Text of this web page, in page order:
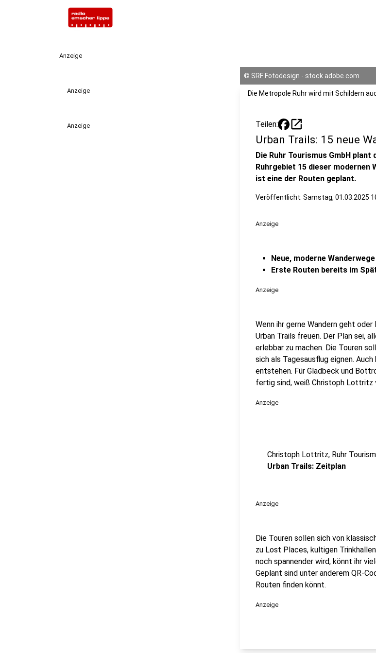
Anzeige
Anzeige
Anzeige
© SRF Fotodesign - stock.adobe.com
Die Metropole Ruhr wird mit Schildern
Teilen: open_in_new
Urban Trails: 15 neue
Die Ruhr Tourismus GmbH
Ruhrgebiet 15 dieser modernen
ist eine der Routen geplant.
Veröffentlicht: Samstag, 01.03.2025
Anzeige
Neue, moderne
Erste Routen bereits im
Anzeige
Wenn ihr gerne Wandern geht
Urban Trails freuen. Der Plan sei,
erlebbar zu machen. Die Touren
sich als Tagesausflug eignen.
entstehen. Für Gladbeck und
fertig sind, weiß Christoph Lottritz
Anzeige
Christoph Lottritz, Ruhr
Urban Trails: Zeitplan
Anzeige
Die Touren sollen sich von
zu Lost Places, kultigen
noch spannender wird, könnt ihr
Geplant sind unter anderem QR-
Routen finden könnt.
Anzeige